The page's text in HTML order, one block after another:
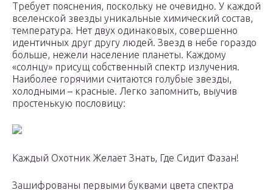
Требует пояснения, поскольку не очевидно. У каждой
вселенской звезды уникальные химический состав,
температура. Нет двух одинаковых, совершенно
идентичных друг другу людей. Звезд в небе гораздо
больше, нежели население планеты. Каждому
«солнцу» присущ собственный спектр излучения.
Наиболее горячими считаются голубые звезды,
холодными – красные. Легко запомнить, выучив
простенькую пословицу:
Каждый Охотник Желает Знать, Где Сидит Фазан!
Зашифрованы первыми буквами цвета спектра